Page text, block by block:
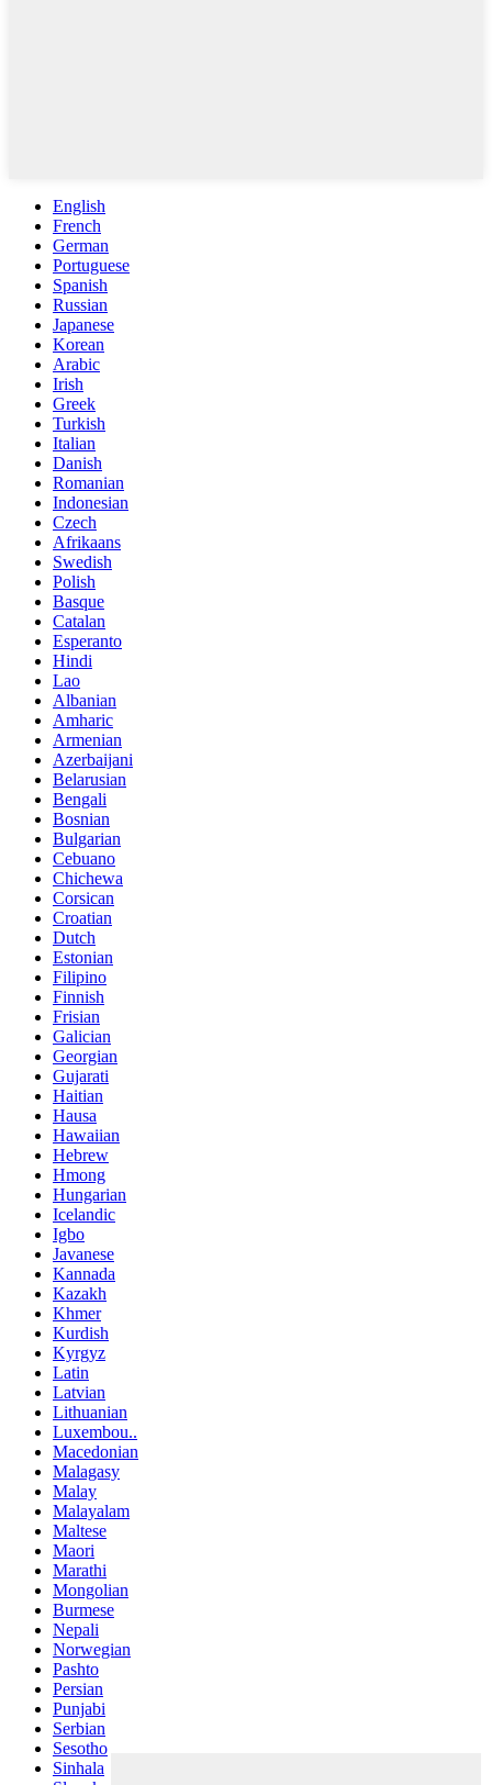
English
French
German
Portuguese
Spanish
Russian
Japanese
Korean
Arabic
Irish
Greek
Turkish
Italian
Danish
Romanian
Indonesian
Czech
Afrikaans
Swedish
Polish
Basque
Catalan
Esperanto
Hindi
Lao
Albanian
Amharic
Armenian
Azerbaijani
Belarusian
Bengali
Bosnian
Bulgarian
Cebuano
Chichewa
Corsican
Croatian
Dutch
Estonian
Filipino
Finnish
Frisian
Galician
Georgian
Gujarati
Haitian
Hausa
Hawaiian
Hebrew
Hmong
Hungarian
Icelandic
Igbo
Javanese
Kannada
Kazakh
Khmer
Kurdish
Kyrgyz
Latin
Latvian
Lithuanian
Luxembou..
Macedonian
Malagasy
Malay
Malayalam
Maltese
Maori
Marathi
Mongolian
Burmese
Nepali
Norwegian
Pashto
Persian
Punjabi
Serbian
Sesotho
Sinhala